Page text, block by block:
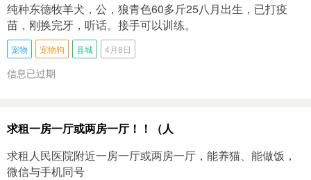
纯种东德牧羊犬，公，狼青色60多斤25八月出生，已打疫
苗，刚换完牙，听话。接手可以训练。
宠物 宠物狗 县城 4月8日
信息已过期
求租一房一厅或两房一厅！！（人
求租人民医院附近一房一厅或两房一厅，能养猫、能做饭，
微信与手机同号